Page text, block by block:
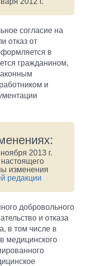
согласие на
отказ от
в
гражданином,
и
2013 г.
изменения
редакции
добровольного
и отказа
в том числе в
медицинского